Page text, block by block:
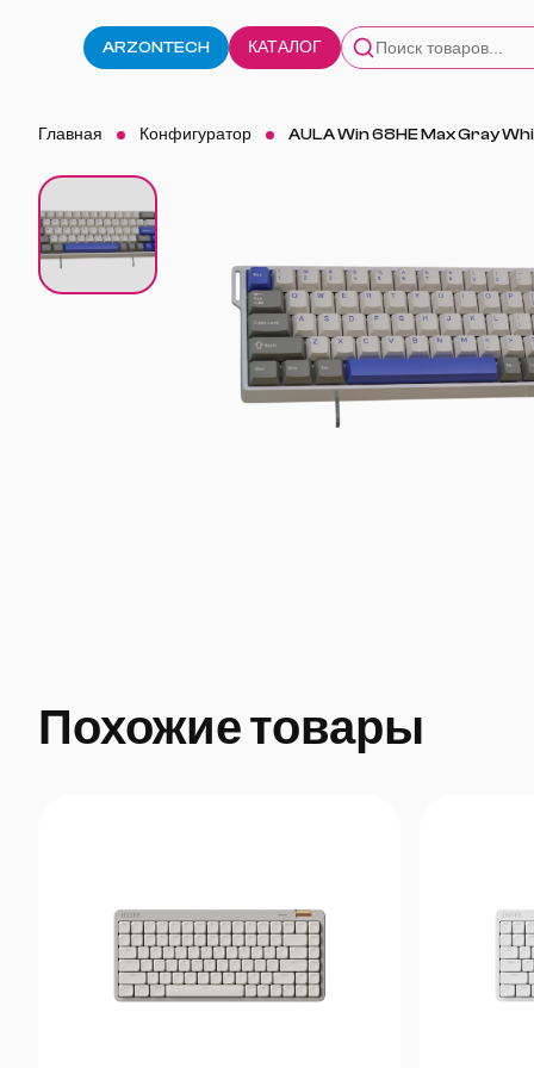
ARZONTECH КАТАЛОГ
Главная Конфигуратор AULA Win 68HE Max Gray
Похожие товары